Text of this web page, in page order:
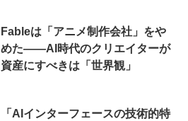
Fableは「アニメ制作会社」をや
めた――AI時代のクリエイターが
資産にすべきは「世界観」
「AIインターフェースの技術的特